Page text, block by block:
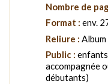
Nombre de
Format : env.
Reliure :
Public :
accompagnée
débutants)